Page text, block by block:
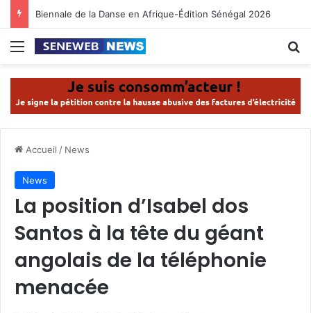
Biennale de la Danse en Afrique-Édition Sénégal 2026
Menu
Accueil / News
News
La position d’Isabel dos
Santos à la tête du géant
angolais de la téléphonie
menacée